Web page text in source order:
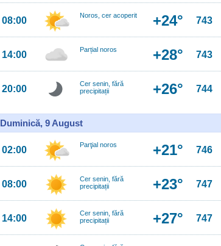
08:00 Noros, cer acoperit +24° 743
14:00 Parțial noros +28° 743
20:00
Cer senin, fără
precipitații
+26° 744
Duminică, 9 August
02:00 Parţial noros +21° 746
08:00
Cer senin, fără
precipitații
+23° 747
14:00
Cer senin, fără
precipitații
+27° 747